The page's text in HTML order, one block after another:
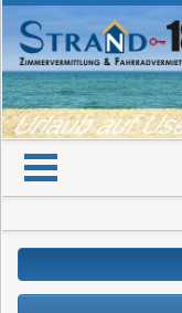
Urlaub auf